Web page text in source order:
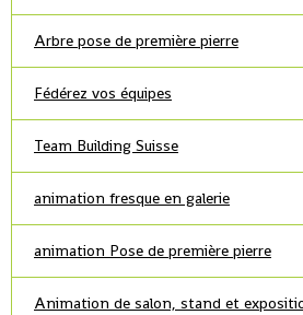
Arbre pose de première pierre
Fédérez vos équipes
Team Building Suisse
animation fresque en galerie
animation Pose de première pierre
Animation de salon, stand et